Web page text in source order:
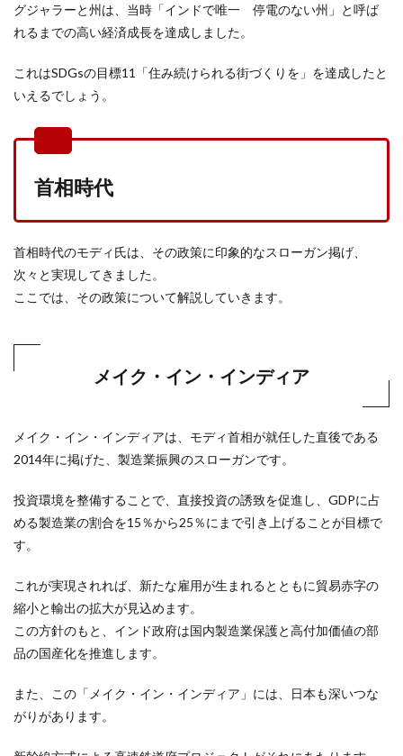
グジャラーと州は、当時「インドで唯一 停電のない州」と呼ば
れるまでの高い経済成長を達成しました。
これはSDGsの目標11「住み続けられる街づくりを」を達成したと
いえるでしょう。
首相時代
首相時代のモディ氏は、その政策に印象的なスローガン掲げ、
次々と実現してきました。
ここでは、その政策について解説していきます。
メイク・イン・インディア
メイク・イン・インディアは、モディ首相が就任した直後である
2014年に掲げた、製造業振興のスローガンです。
投資環境を整備することで、直接投資の誘致を促進し、GDPに占
める製造業の割合を15％から25％にまで引き上げることが目標で
す。
これが実現されれば、新たな雇用が生まれるとともに貿易赤字の
縮小と輸出の拡大が見込めます。
この方針のもと、インド政府は国内製造業保護と高付加価値の部
品の国産化を推進します。
また、この「メイク・イン・インディア」には、日本も深いつな
がりがあります。